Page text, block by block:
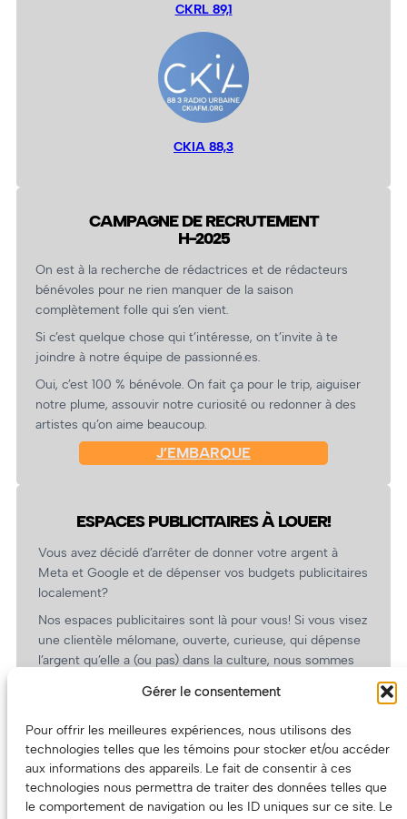
Gérer le consentement
Pour offrir les meilleures expériences, nous utilisons des
technologies telles que les témoins pour stocker et/ou accéder
aux informations des appareils. Le fait de consentir à ces
technologies nous permettra de traiter des données telles que
le comportement de navigation ou les ID uniques sur ce site. Le
CKRL 89,1
CKIA 88,3
CAMPAGNE DE RECRUTEMENT
H-2025
On est à la recherche de rédactrices et de rédacteurs
bénévoles pour ne rien manquer de la saison
complètement folle qui s’en vient.
Si c’est quelque chose qui t’intéresse, on t’invite à te
joindre à notre équipe de passionné.es.
Oui, c’est 100 % bénévole. On fait ça pour le trip, aiguiser
notre plume, assouvir notre curiosité ou redonner à des
artistes qu’on aime beaucoup.
J’EMBARQUE
ESPACES PUBLICITAIRES À LOUER!
Vous avez décidé d’arrêter de donner votre argent à
Meta et Google et de dépenser vos budgets publicitaires
localement?
Nos espaces publicitaires sont là pour vous! Si vous visez
une clientèle mélomane, ouverte, curieuse, qui dépense
l’argent qu’elle a (ou pas) dans la culture, nous sommes
revient.
(Oui, on va avoir des tarifs spéciaux pour vous, les
artistes!)